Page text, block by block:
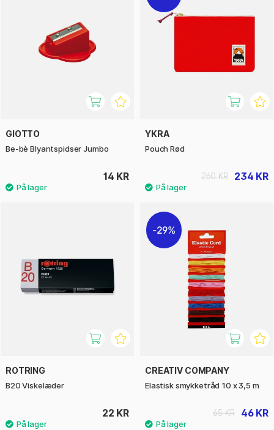
GIOTTO
Be-bè Blyantspidser Jumbo
14 KR
YKRA
Pouch Rød
234 KR
260 KR
ROTRING
B20 Viskelæder
22 KR
29%
CREATIV COMPANY
Elastisk smykketråd 10 x 3,5 m
46 KR
65 KR